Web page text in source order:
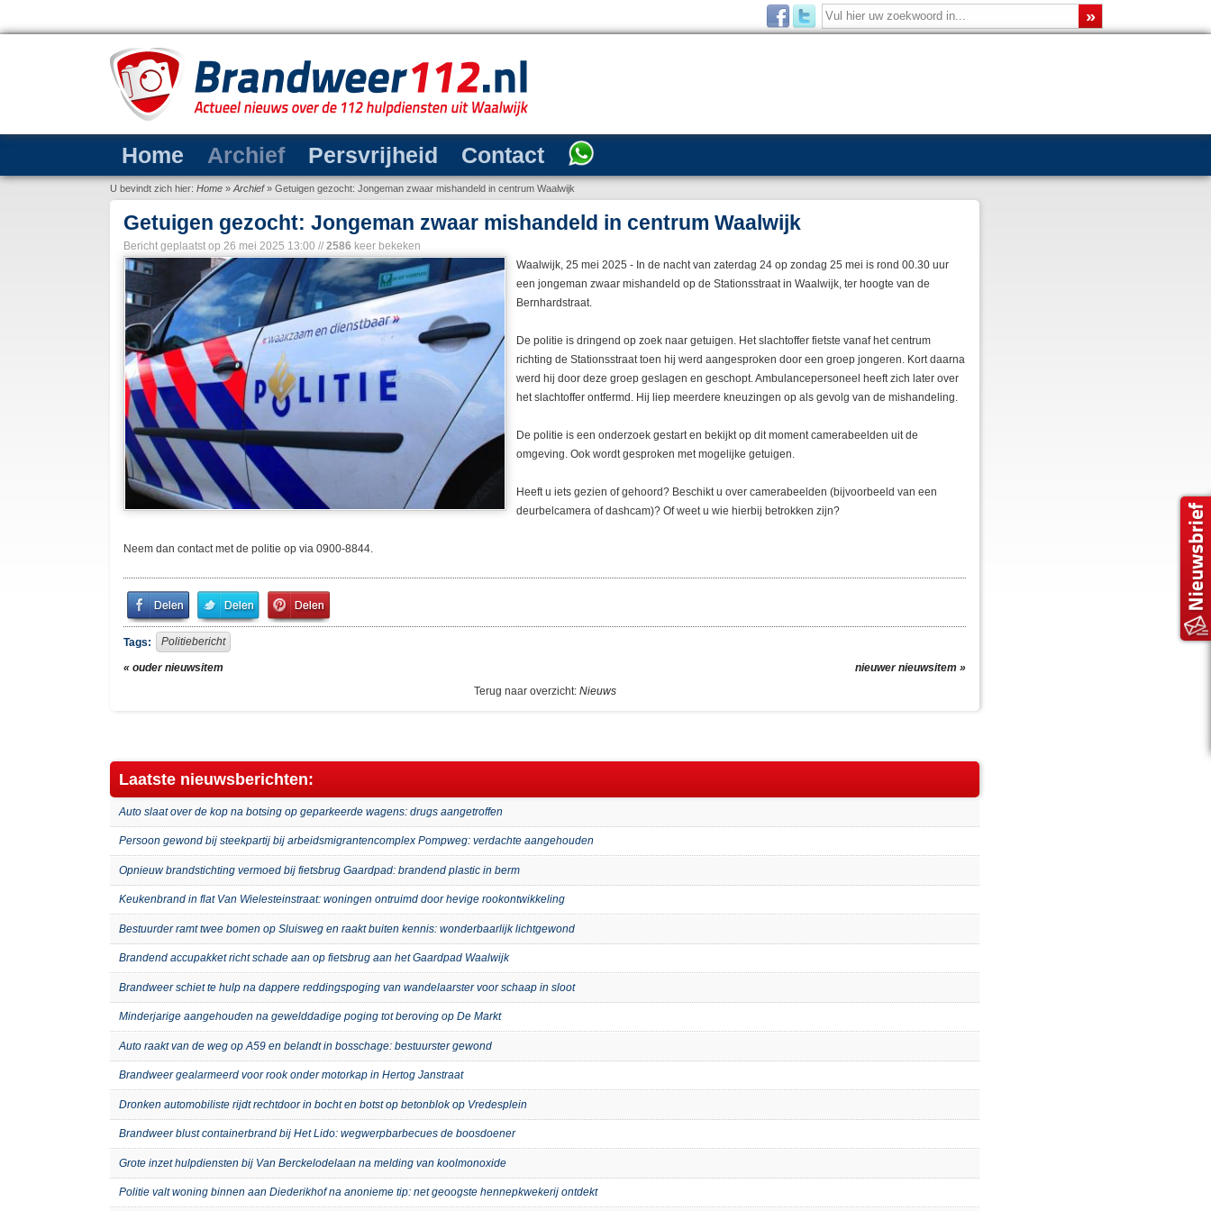
Home Archief Persvrijheid Contact
U bevindt zich hier: Home » Archief» Getuigen gezocht: Jongeman zwaar mishandeld in centrum Waalwijk
Getuigen gezocht: Jongeman zwaar mishandeld in centrum Waalwijk
Bericht geplaatst op 26 mei 2025 13:00 // 2586 keer bekeken
Waalwijk, 25 mei 2025 - In de nacht van zaterdag 24 op zondag 25 mei is rond 00.30 uur
een jongeman zwaar mishandeld op de Stationsstraat in Waalwijk, ter hoogte van de
Bernhardstraat.
De politie is dringend op zoek naar getuigen. Het slachtoffer fietste vanaf het centrum
richting de Stationsstraat toen hij werd aangesproken door een groep jongeren. Kort daarna
werd hij door deze groep geslagen en geschopt. Ambulancepersoneel heeft zich later over
het slachtoffer ontfermd. Hij liep meerdere kneuzingen op als gevolg van de mishandeling.
De politie is een onderzoek gestart en bekijkt op dit moment camerabeelden uit de
omgeving. Ook wordt gesproken met mogelijke getuigen.
Heeft u iets gezien of gehoord? Beschikt u over camerabeelden (bijvoorbeeld van een
deurbelcamera of dashcam)? Of weet u wie hierbij betrokken zijn?
Neem dan contact met de politie op via 0900-8844.
Share
on
Facebook
Share
on
Twitter
Pin
It!
Tags:
Politiebericht
« ouder nieuwsitem
nieuwer nieuwsitem »
Terug naar overzicht: Nieuws
Laatste nieuwsberichten:
Auto slaat over de kop na botsing op geparkeerde wagens: drugs aangetroffen
Persoon gewond bij steekpartij bij arbeidsmigrantencomplex Pompweg: verdachte aangehouden
Opnieuw brandstichting vermoed bij fietsbrug Gaardpad: brandend plastic in berm
Keukenbrand in flat Van Wielesteinstraat: woningen ontruimd door hevige rookontwikkeling
Bestuurder ramt twee bomen op Sluisweg en raakt buiten kennis: wonderbaarlijk lichtgewond
Brandend accupakket richt schade aan op fietsbrug aan het Gaardpad Waalwijk
Brandweer schiet te hulp na dappere reddingspoging van wandelaarster voor schaap in sloot
Minderjarige aangehouden na gewelddadige poging tot beroving op De Markt
Auto raakt van de weg op A59 en belandt in bosschage: bestuurster gewond
Brandweer gealarmeerd voor rook onder motorkap in Hertog Janstraat
Dronken automobiliste rijdt rechtdoor in bocht en botst op betonblok op Vredesplein
Brandweer blust containerbrand bij Het Lido: wegwerpbarbecues de boosdoener
Grote inzet hulpdiensten bij Van Berckelodelaan na melding van koolmonoxide
Politie valt woning binnen aan Diederikhof na anonieme tip: net geoogste hennepkwekerij ontdekt